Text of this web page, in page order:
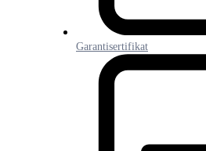
Garantisertifikat